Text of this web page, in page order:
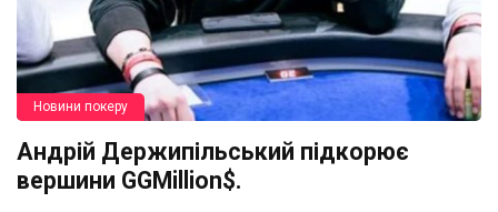
Новини покеру
Андрій Держипільський підкорює
вершини GGMillion$.